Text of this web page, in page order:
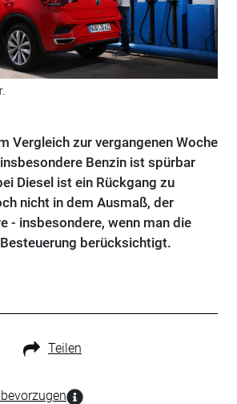
Vergleich zur vergangenen Woche
Benzin ist spürbar
Diesel ist ein Rückgang zu
nicht in dem Ausmaß, der
- insbesondere, wenn man die
berücksichtigt.
Teilen